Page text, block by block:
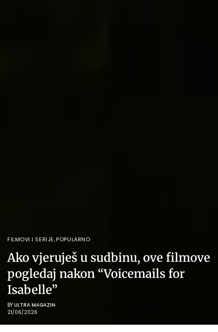
FILMOVI I SERIJE,POPULARNO
Ako vjeruješ u sudbinu, ove filmove
pogledaj nakon “Voicemails for
Isabelle”
BY ULTRA MAGAZIN
21/06/2026